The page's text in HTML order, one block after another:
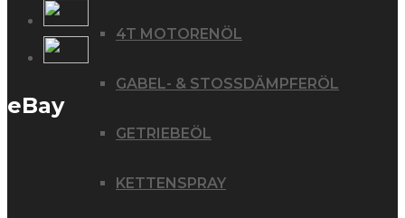
4T MOTORENÖL
GABEL- & STOSSDÄMPFERÖL
GETRIEBEÖL
KETTENSPRAY
eBay